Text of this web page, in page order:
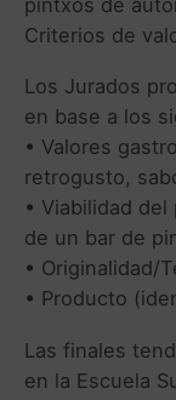
Criterios de
Los Jurados
en base a los
• Valores
retrogusto,
• Viabilidad
de un bar de
• Originalidad/
• Producto
Las finales
en la Escuela